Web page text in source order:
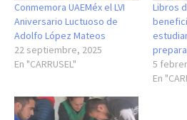
Conmemora UAEMéx el LVI
Aniversario Luctuoso de
Adolfo López Mateos
22 septiembre, 2025
En "CARRUSEL"
Libros
5
En